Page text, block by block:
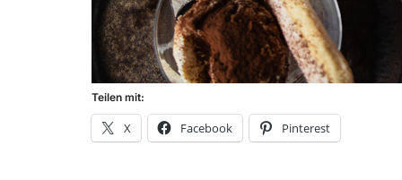
Teilen mit:
X Facebook Pinterest